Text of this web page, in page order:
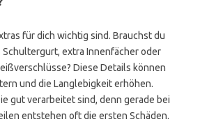
für dich wichtig sind. Brauchst du
Schultergurt, extra Innenfächer oder
Diese Details können
und die Langlebigkeit erhöhen.
gut verarbeitet sind, denn gerade bei
entstehen oft die ersten Schäden.